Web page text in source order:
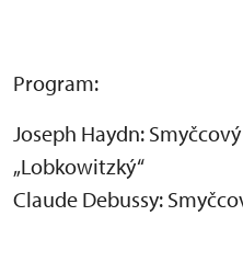
Program:
Joseph Haydn:
„Lobkowitzký“
Claude Debussy: